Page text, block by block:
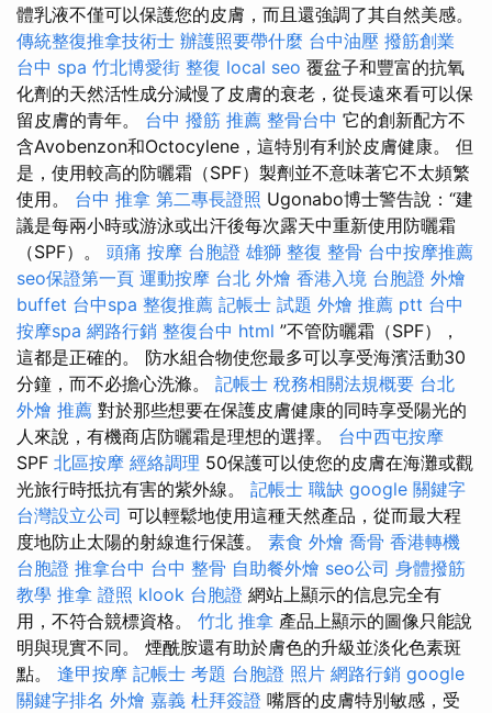
體乳液不僅可以保護您的皮膚，而且還強調了其自然美感。
傳統整復推拿技術士 辦護照要帶什麼 台中油壓 撥筋創業
台中 spa 竹北博愛街 整復 local seo 覆盆子和豐富的抗氧
化劑的天然活性成分減慢了皮膚的衰老，從長遠來看可以保
留皮膚的青年。 台中 撥筋 推薦 整骨台中 它的創新配方不
含Avobenzon和Octocylene，這特別有利於皮膚健康。 但
是，使用較高的防曬霜（SPF）製劑並不意味著它不太頻繁
使用。 台中 推拿 第二專長證照 Ugonabo博士警告說：“建
議是每兩小時或游泳或出汗後每次露天中重新使用防曬霜
（SPF）。 頭痛 按摩 台胞證 雄獅 整復 整骨 台中按摩推薦
seo保證第一頁 運動按摩 台北 外燴 香港入境 台胞證 外燴
buffet 台中spa 整復推薦 記帳士 試題 外燴 推薦 ptt 台中
按摩spa 網路行銷 整復台中 html ”不管防曬霜（SPF），
這都是正確的。 防水組合物使您最多可以享受海濱活動30
分鐘，而不必擔心洗滌。 記帳士 稅務相關法規概要 台北
外燴 推薦 對於那些想要在保護皮膚健康的同時享受陽光的
人來說，有機商店防曬霜是理想的選擇。 台中西屯按摩
SPF 北區按摩 經絡調理 50保護可以使您的皮膚在海灘或觀
光旅行時抵抗有害的紫外線。 記帳士 職缺 google 關鍵字
台灣設立公司 可以輕鬆地使用這種天然產品，從而最大程
度地防止太陽的射線進行保護。 素食 外燴 喬骨 香港轉機
台胞證 推拿台中 台中 整骨 自助餐外燴 seo公司 身體撥筋
教學 推拿 證照 klook 台胞證 網站上顯示的信息完全有
用，不符合競標資格。 竹北 推拿 產品上顯示的圖像只能說
明與現實不同。 煙酰胺還有助於膚色的升級並淡化色素斑
點。 逢甲按摩 記帳士 考題 台胞證 照片 網路行銷 google
關鍵字排名 外燴 嘉義 杜拜簽證 嘴唇的皮膚特別敏感，受